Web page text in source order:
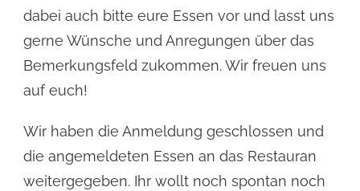
dabei auch bitte eure Essen vor und lasst uns
gerne Wünsche und Anregungen über das
Bemerkungsfeld zukommen. Wir freuen uns
auf euch!
Wir haben die Anmeldung geschlossen und
die angemeldeten Essen an das Restauran
weitergegeben. Ihr wollt noch spontan noch